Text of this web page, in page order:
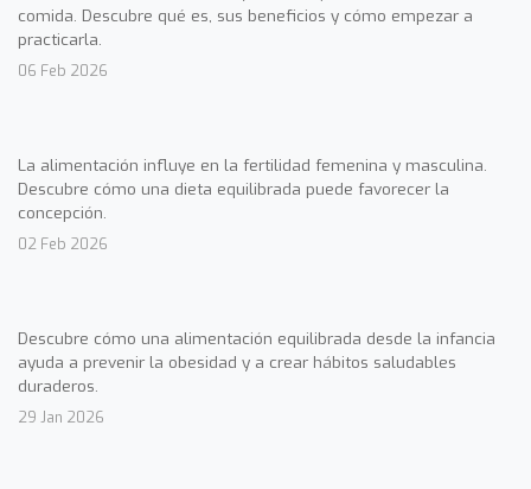
comida. Descubre qué es, sus beneficios y cómo empezar a
practicarla.
06 Feb 2026
La alimentación influye en la fertilidad femenina y masculina.
Descubre cómo una dieta equilibrada puede favorecer la
concepción.
02 Feb 2026
Descubre cómo una alimentación equilibrada desde la infancia
ayuda a prevenir la obesidad y a crear hábitos saludables
duraderos.
29 Jan 2026